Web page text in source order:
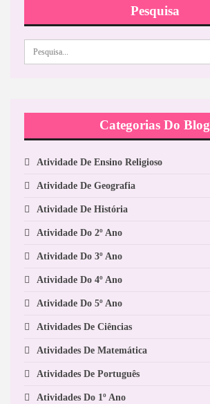
Pesquisa
Categorias Do Blog
Atividade De Ensino Religioso
Atividade De Geografia
Atividade De História
Atividade Do 2º Ano
Atividade Do 3º Ano
Atividade Do 4º Ano
Atividade Do 5º Ano
Atividades De Ciências
Atividades De Matemática
Atividades De Português
Atividades Do 1º Ano